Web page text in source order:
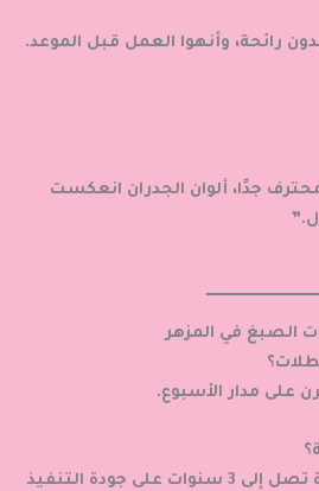
رائحة، وأنهوا العمل قبل الموعد.
جدًا، ألوان الجدران انعكست
الصبغ في المزهر
على مدار الأسبوع.
بكل تأكيد، نقدم ضمانًا لمدة تصل إلى 3 سنوات على جودة التنفيذ